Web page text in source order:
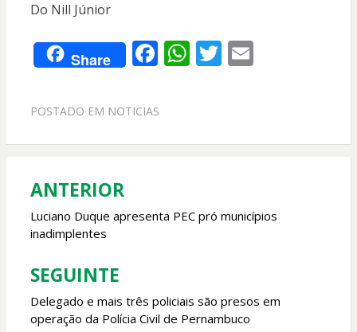
Do Nill Júnior
Share F
e
o
k
W
A
p
T E
POSTADO EM NOTICIAS
Navegação
de
Post
ANTERIOR
Luciano Duque apresenta PEC pró municípios
inadimplentes
SEGUINTE
Delegado e mais três policiais são presos em
operação da Polícia Civil de Pernambuco